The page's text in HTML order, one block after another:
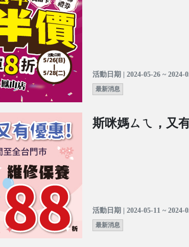
活動日期 | 2024-05-26 ~ 2024-
最新消息
斯咪媽ㄙㄟ，又
活動日期 | 2024-05-11 ~ 2024-
最新消息